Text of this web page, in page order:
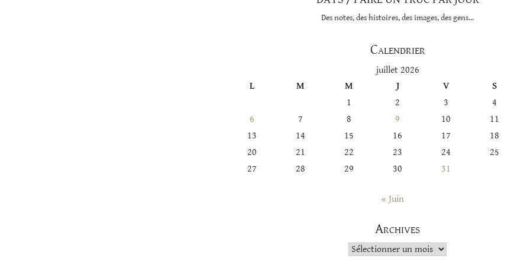
Des notes, des histoires, des images, des gens…
Calendrier
juillet 2026
L
M M J V S
1
2 3 4
6
7 8 9 10 11
13
14 15 16 17 18
20
21 22 23 24 25
27
28 29 30 31
« Juin
Archives
Archives